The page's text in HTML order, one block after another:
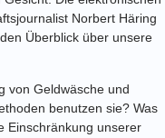
Norbert Häring
Überblick über unsere
von Geldwäsche und
benutzen sie? Was
Einschränkung unserer